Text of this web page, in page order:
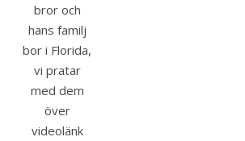
bror och
hans familj
bor i Florida,
vi pratar
med dem
över
videolänk